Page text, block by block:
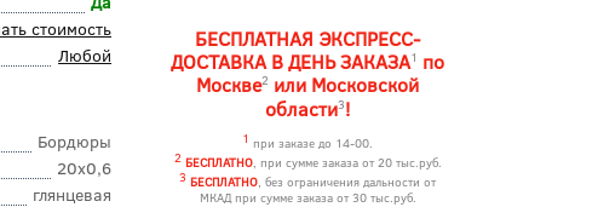
стоимость
Любой
Бордюры
20x0,6
глянцевая
БЕСПЛАТНАЯ ЭКСПРЕСС-
ДОСТАВКА В ДЕНЬ ЗАКАЗА1 по
Москве2 или Московской
области3!
1 при заказе до 14-00.
2 БЕСПЛАТНО, при сумме заказа от 20 тыс.руб.
3 БЕСПЛАТНО, без ограничения дальности от
МКАД при сумме заказа от 30 тыс.руб.